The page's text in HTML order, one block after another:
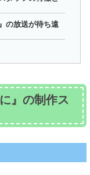
の放送が待ち遠
』の制作ス